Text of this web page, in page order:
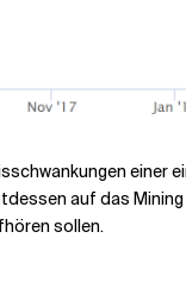
auf das Mining
sollen.